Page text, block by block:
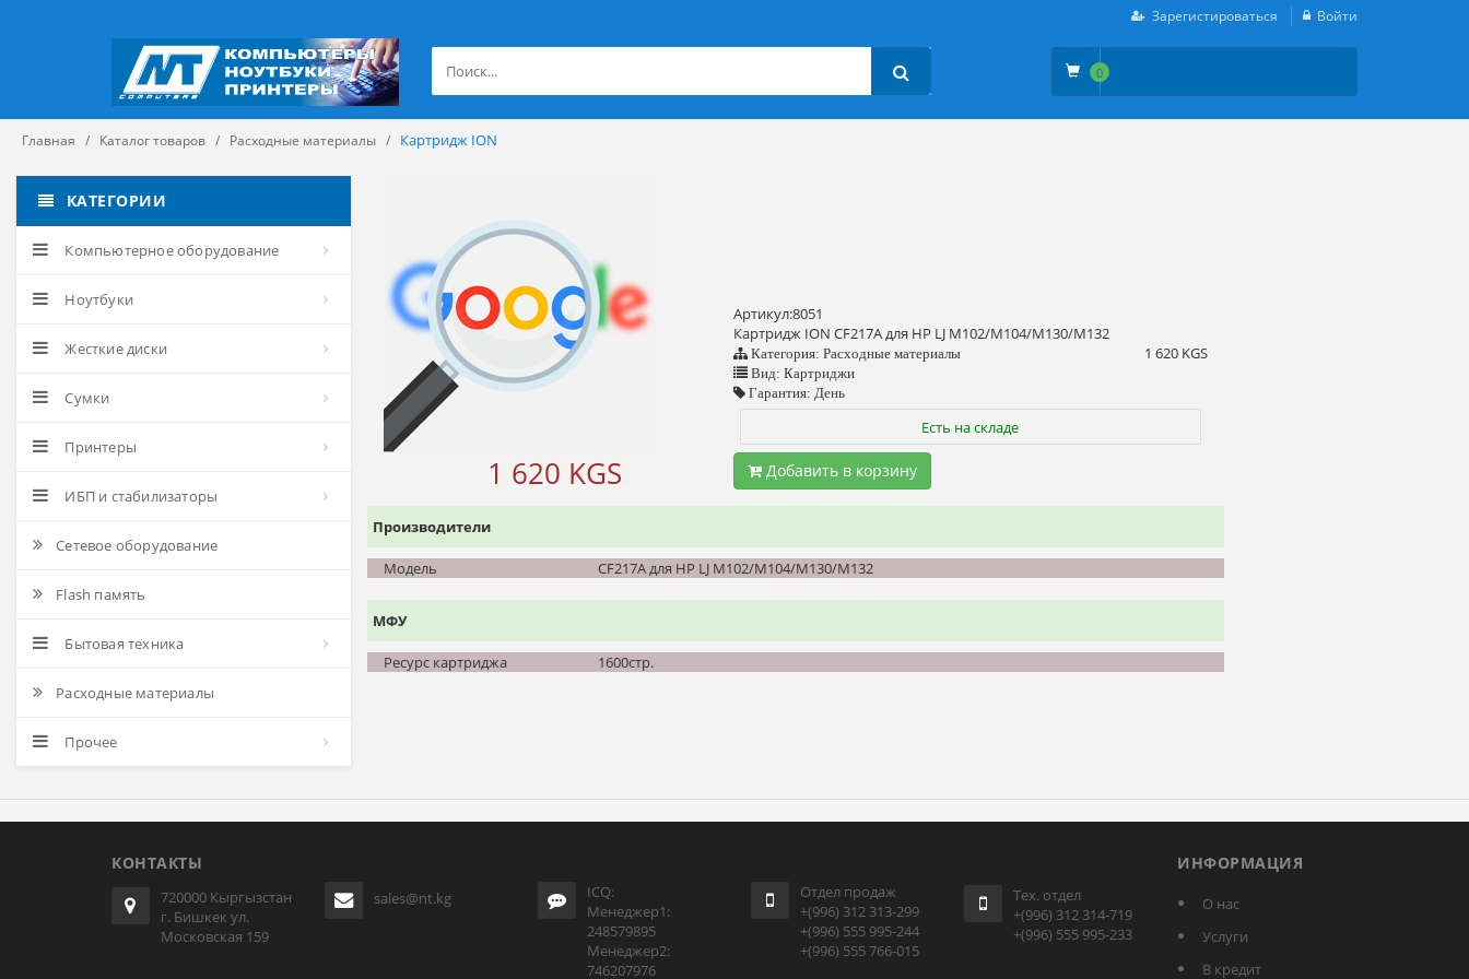
Зарегистироваться Войти
0
Главная Каталог товаров Расходные материалы Картридж ION
КАТЕГОРИИ
Компьютерное оборудование
Ноутбуки
Жесткие диски
Сумки
Принтеры
ИБП и стабилизаторы
Сетевое оборудование
Flash память
Бытовая техника
Расходные материалы
Прочее
1 620 KGS
Артикул:8051
Картридж ION CF217A для HP LJ M102/M104/M130/M132
1 620 KGS
Категория: Расходные материалы
Вид: Картриджи
Гарантия: День
Есть на складе
Добавить в корзину
Производители
Модель CF217A для HP LJ M102/M104/M130/M132
МФУ
Ресурс картриджа 1600стр.
КОНТАКТЫ
720000 Кыргызстан
г. Бишкек ул.
Московская 159
sales@nt.kg
ICQ:
Менеджер1:
248579895
Менеджер2:
746207976
Отдел продаж
+(996) 312 313-299
+(996) 555 995-244
+(996) 555 766-015
Тех. отдел
+(996) 312 314-719
+(996) 555 995-233
ИНФОРМАЦИЯ
О нас
Услуги
В кредит